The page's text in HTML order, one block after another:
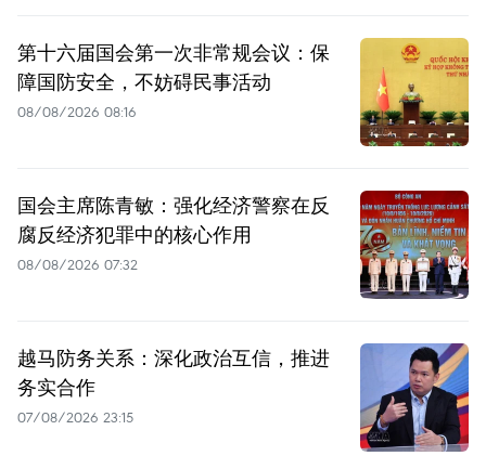
第十六届国会第一次非常规会议：保
障国防安全，不妨碍民事活动
08/08/2026 08:16
国会主席陈青敏：强化经济警察在反
腐反经济犯罪中的核心作用
08/08/2026 07:32
越马防务关系：深化政治互信，推进
务实合作
07/08/2026 23:15